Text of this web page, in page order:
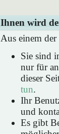
Ihnen wird
Aus einem
Sie sind
nur für
dieser
tun.
Ihr
und
Es gibt